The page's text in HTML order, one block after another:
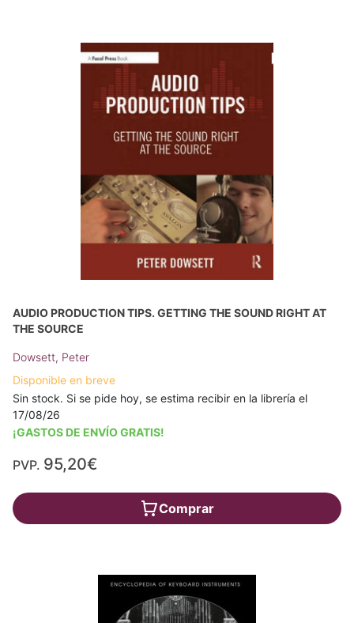
AUDIO PRODUCTION TIPS. GETTING THE SOUND RIGHT AT
THE SOURCE
Dowsett, Peter
Disponible en breve
Sin stock. Si se pide hoy, se estima recibir en la librería el
17/08/26
¡GASTOS DE ENVÍO GRATIS!
PVP. 95,20€
Comprar